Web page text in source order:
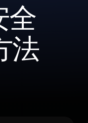
全
法